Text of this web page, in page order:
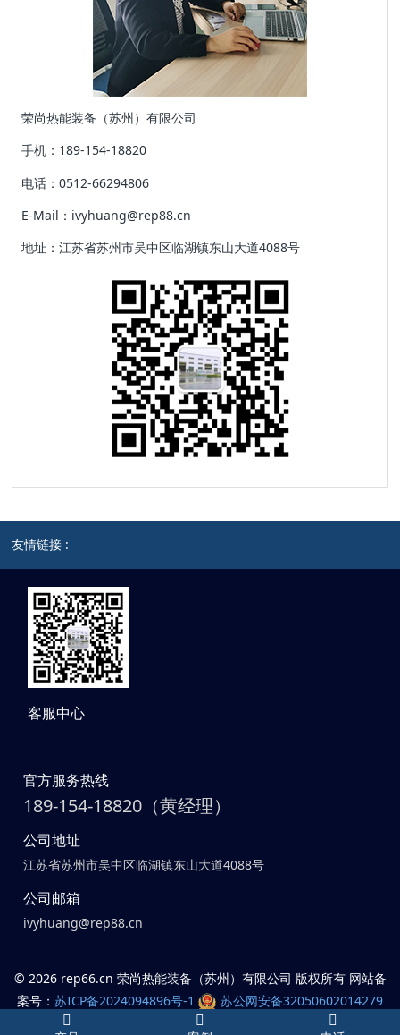
荣尚热能装备（苏州）有限公司
手机：189-154-18820
电话：0512-66294806
E-Mail：ivyhuang@rep88.cn
地址：江苏省苏州市吴中区临湖镇东山大道4088号
友情链接 :
客服中心
官方服务热线
189-154-18820（黄经理）
公司地址
江苏省苏州市吴中区临湖镇东山大道4088号
公司邮箱
ivyhuang@rep88.cn
© 2026 rep66.cn 荣尚热能装备（苏州）有限公司 版权所有 网站备
案号： 苏ICP备2024094896号-1
苏公网安备32050602014279
号